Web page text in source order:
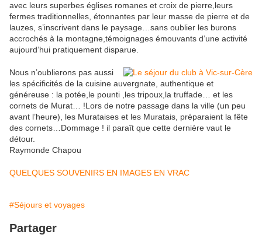
avec leurs superbes églises romanes et croix de pierre,leurs
fermes traditionnelles, étonnantes par leur masse de pierre et de
lauzes, s’inscrivent dans le paysage…sans oublier les burons
accrochés à la montagne,témoignages émouvants d’une activité
aujourd’hui pratiquement disparue.
Nous n’oublierons pas aussi
les spécificités de la cuisine auvergnate, authentique et
généreuse : la potée,le pounti ,les tripoux,la truffade… et les
cornets de Murat… !Lors de notre passage dans la ville (un peu
avant l’heure), les Murataises et les Muratais, préparaient la fête
des cornets…Dommage ! il paraît que cette dernière vaut le
détour.
Raymonde Chapou
QUELQUES SOUVENIRS EN IMAGES EN VRAC
#Séjours et voyages
Partager